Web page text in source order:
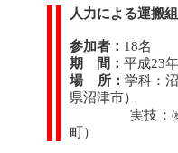
人力による運搬
参加者： 18名
期 間：平成23
場 所： 学科：
県沼津市）
実技：㈱矢
町）